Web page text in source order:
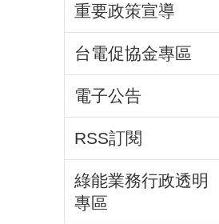
重要政策宣導
台電促協金專區
電子公告
RSS訂閱
綠能業務行政透明
專區